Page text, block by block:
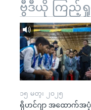
ဗွီဒီယို ကြည့်ရှု
၁၅ မတ္၊ ၂၀၂၅
ရိုဟင်ဂျာ အထောက်အပံ့